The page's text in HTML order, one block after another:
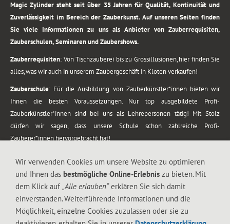
Magic Zylinder steht seit über 35 Jahren für Qualität, Kontinuität und
Zuverlässigkeit im Bereich der Zauberkunst. Auf unseren Seiten finden
Sie viele Informationen zu uns als Anbieter von Zauberrequisiten,
Zauberschulen, Seminaren und Zaubershows.
Zauberrequisiten: Von Tischzauberei bis zu Grossillusionen, hier finden Sie
alles, was wir auch in unserem Zaubergeschäft in Kloten verkaufen!
Zauberschule: Für die Ausbildung von Zauberkünstler*innen bieten wir
Ihnen die besten Voraussetzungen. Nur top ausgebildete Profi-
Zauberkünstler*innen sind bei uns als Lehrepersonen tätig! Mit Stolz
dürfen wir sagen, dass unsere Schule schon zahlreiche Profi-
Zauberer*innen hervorgebracht hat!
vom Kinderprogramm bis zur Tischzauberei. Lassen Sie sich faszinieren von
meiner Zauber-Sprech-Show, angerührt mit sprachlichen Sequenzen,
gewürzt mit Gags und visuellen Illusionen wie Kaninchen, Vasen, Seilen,
Wir verwenden Cookies um unsere Website zu optimieren
und Ihnen das bestmögliche Online-Erlebnis zu bieten. Mit
dem Klick auf „Alle erlauben“erklären Sie sich damit
einverstanden. Weiterführende Informationen und die
Möglichkeit, einzelne Cookies zuzulassen oder sie zu